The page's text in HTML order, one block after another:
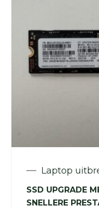
Laptop
SSD UPGRADE
SNELLERE